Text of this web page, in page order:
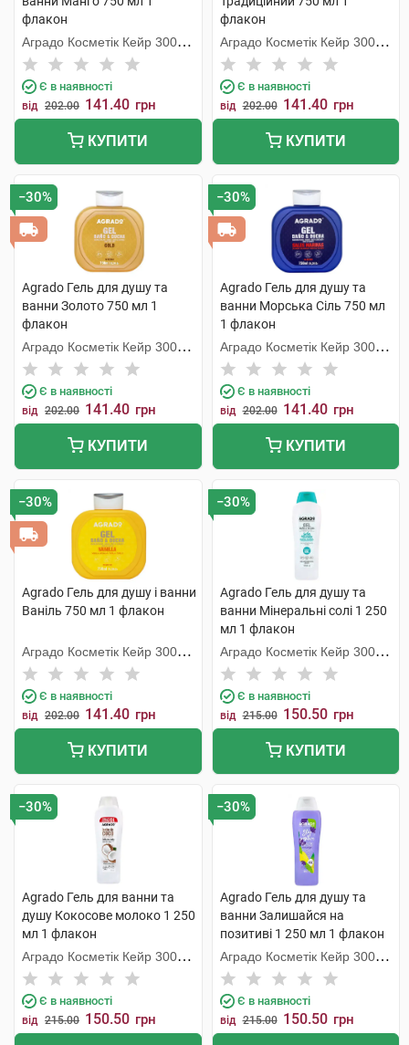
флакон
Аградо Косметік Кейр 3000
С.Л.У.
Є в наявності
від 202.00 141.40 грн
КУПИТИ
флакон
Аградо Косметік Кейр 3000
С.Л.У.
Є в наявності
від 202.00 141.40 грн
КУПИТИ
−30%
Agrado Гель для душу та
ванни Золото 750 мл 1
флакон
Аградо Косметік Кейр 3000
С.Л.У.
Є в наявності
від 202.00 141.40 грн
КУПИТИ
−30%
Agrado Гель для душу та
ванни Морська Сіль 750 мл
1 флакон
Аградо Косметік Кейр 3000
С.Л.У.
Є в наявності
від 202.00 141.40 грн
КУПИТИ
−30%
Agrado Гель для душу і ванни
Ваніль 750 мл 1 флакон
Аградо Косметік Кейр 3000
С.Л.У.
Є в наявності
від 202.00 141.40 грн
КУПИТИ
−30%
Agrado Гель для душу та
ванни Мінеральні солі 1 250
мл 1 флакон
Аградо Косметік Кейр 3000
С.Л.У.
Є в наявності
від 215.00 150.50 грн
КУПИТИ
−30%
Agrado Гель для ванни та
душу Кокосове молоко 1 250
мл 1 флакон
Аградо Косметік Кейр 3000
С.Л.У.
Є в наявності
від 215.00 150.50 грн
−30%
Agrado Гель для душу та
ванни Залишайся на
позитиві 1 250 мл 1 флакон
Аградо Косметік Кейр 3000
С.Л.У.
Є в наявності
від 215.00 150.50 грн